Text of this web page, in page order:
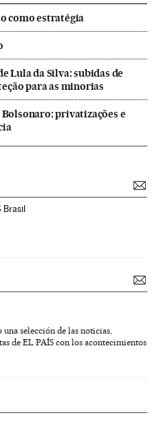
como estratégia
Lula da Silva: subidas de
para as minorias
privatizações e
Brasil
una selección de las noticias,
de EL PAÍS con los acontecimientos